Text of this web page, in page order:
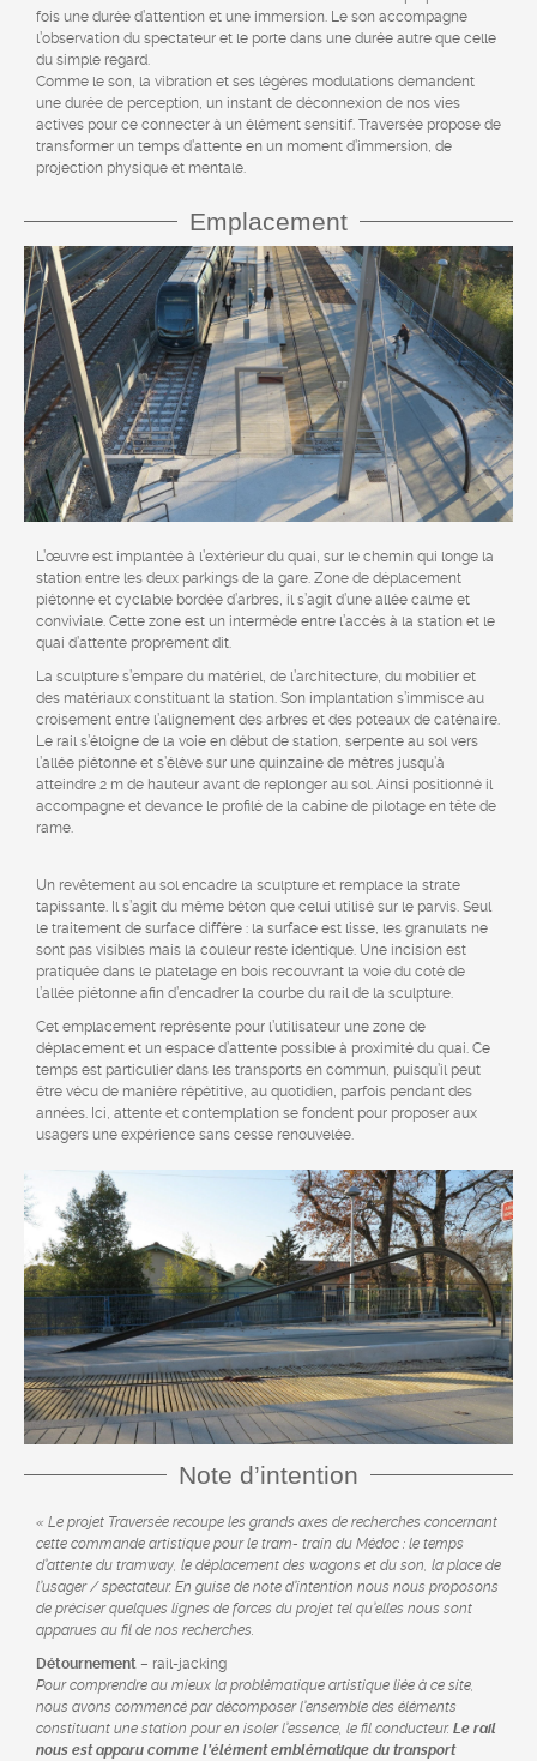
fois une durée d’attention et une immersion. Le son accompagne
l’observation du spectateur et le porte dans une durée autre que celle
du simple regard.
Comme le son, la vibration et ses légères modulations demandent
une durée de perception, un instant de déconnexion de nos vies
actives pour ce connecter à un élément sensitif. Traversée propose de
transformer un temps d’attente en un moment d’immersion, de
projection physique et mentale.
Emplacement
L’œuvre est implantée à l’extérieur du quai, sur le chemin qui longe la
station entre les deux parkings de la gare. Zone de déplacement
piétonne et cyclable bordée d’arbres, il s’agit d’une allée calme et
conviviale. Cette zone est un intermède entre l’accès à la station et le
quai d’attente proprement dit.
La sculpture s’empare du matériel, de l’architecture, du mobilier et
des matériaux constituant la station. Son implantation s’immisce au
croisement entre l’alignement des arbres et des poteaux de caténaire.
Le rail s’éloigne de la voie en début de station, serpente au sol vers
l’allée piétonne et s’élève sur une quinzaine de mètres jusqu’à
atteindre 2 m de hauteur avant de replonger au sol. Ainsi positionné il
accompagne et devance le profilé de la cabine de pilotage en tête de
rame.
Un revêtement au sol encadre la sculpture et remplace la strate
tapissante. Il s’agit du même béton que celui utilisé sur le parvis. Seul
le traitement de surface diffère : la surface est lisse, les granulats ne
sont pas visibles mais la couleur reste identique. Une incision est
pratiquée dans le platelage en bois recouvrant la voie du coté de
l’allée piétonne afin d’encadrer la courbe du rail de la sculpture.
Cet emplacement représente pour l’utilisateur une zone de
déplacement et un espace d’attente possible à proximité du quai. Ce
temps est particulier dans les transports en commun, puisqu’il peut
être vécu de manière répétitive, au quotidien, parfois pendant des
années. Ici, attente et contemplation se fondent pour proposer aux
usagers une expérience sans cesse renouvelée.
Note d’intention
« Le projet Traversée recoupe les grands axes de recherches concernant
cette commande artistique pour le tram- train du Médoc : le temps
d’attente du tramway, le déplacement des wagons et du son, la place de
l’usager / spectateur. En guise de note d’intention nous nous proposons
de préciser quelques lignes de forces du projet tel qu’elles nous sont
apparues au fil de nos recherches.
Détournement – rail-jacking
Pour comprendre au mieux la problématique artistique liée à ce site,
nous avons commencé par décomposer l’ensemble des éléments
constituant une station pour en isoler l’essence, le fil conducteur. Le rail
nous est apparu comme l’élément emblématique du transport